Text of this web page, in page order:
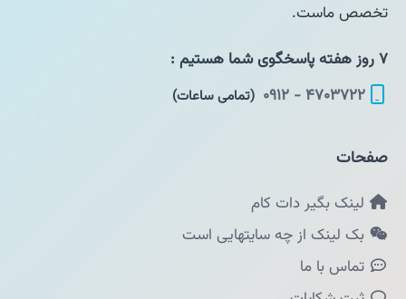
تخصص ماست.
۷ روز هفته پاسخگوی شما هستیم :
۴۷۰۳۷۲۲ - ۰۹۱۲
(تمامی ساعات)
صفحات
لینک بگیر دات کام
بک لینک از چه سایتهایی است
تماس با ما